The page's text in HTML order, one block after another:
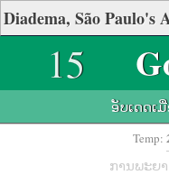
Diadema, São Paulo's
15
ອັບເດດເ
Temp:
ການພະຍ